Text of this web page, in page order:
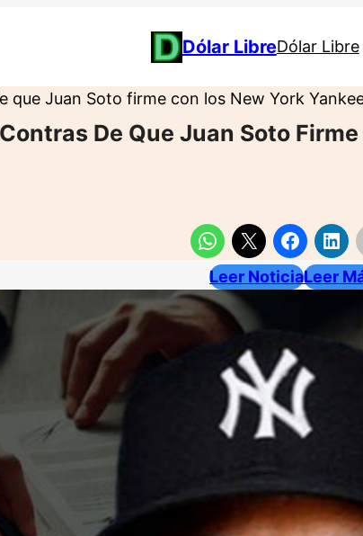
Dólar LibreDólar Libre
que Juan Soto firme con los New York
De Que Juan Soto
Leer NoticiaLeer